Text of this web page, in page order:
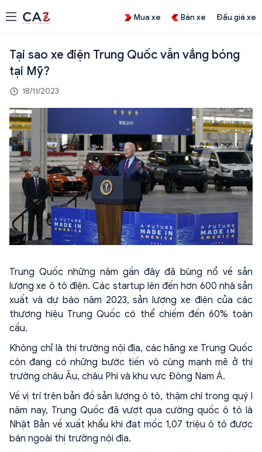
Mua xe Bán xe Đấu giá xe
Tại sao xe điện Trung Quốc vẫn vắng bóng
tại Mỹ?
18/11/2023
Trung Quốc những năm gần đây đã bùng nổ về sản
lượng xe ô tô điện. Các startup lên đến hơn 600 nhà sản
xuất và dự báo năm 2023, sản lượng xe điện của các
thương hiệu Trung Quốc có thể chiếm đến 60% toàn
cầu.
Không chỉ là thị trường nội địa, các hãng xe Trung Quốc
còn đang có những bước tiến vô cùng mạnh mẽ ở thị
trường châu Âu, châu Phi và khu vực Đông Nam Á.
Về vị trí trên bản đồ sản lượng ô tô, thậm chí trong quý I
năm nay, Trung Quốc đã vượt qua cường quốc ô tô là
Nhật Bản về xuất khẩu khi đạt mốc 1,07 triệu ô tô được
bán ngoài thị trường nội địa.